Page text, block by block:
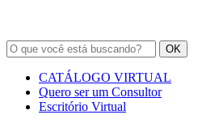
OK
CATÁLOGO VIRTUAL
Quero ser um Consultor
Escritório Virtual